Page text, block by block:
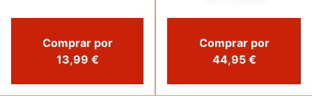
Comprar por
13,99 €
Comprar por
44,95 €